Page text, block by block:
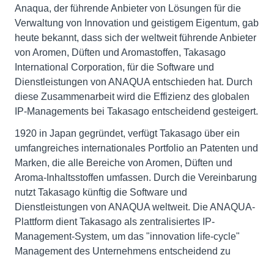
Anaqua, der führende Anbieter von Lösungen für die
Verwaltung von Innovation und geistigem Eigentum, gab
heute bekannt, dass sich der weltweit führende Anbieter
von Aromen, Düften und Aromastoffen, Takasago
International Corporation, für die Software und
Dienstleistungen von ANAQUA entschieden hat. Durch
diese Zusammenarbeit wird die Effizienz des globalen
IP-Managements bei Takasago entscheidend gesteigert.
1920 in Japan gegründet, verfügt Takasago über ein
umfangreiches internationales Portfolio an Patenten und
Marken, die alle Bereiche von Aromen, Düften und
Aroma-Inhaltsstoffen umfassen. Durch die Vereinbarung
nutzt Takasago künftig die Software und
Dienstleistungen von ANAQUA weltweit. Die ANAQUA-
Plattform dient Takasago als zentralisiertes IP-
Management-System, um das "innovation life-cycle"
Management des Unternehmens entscheidend zu